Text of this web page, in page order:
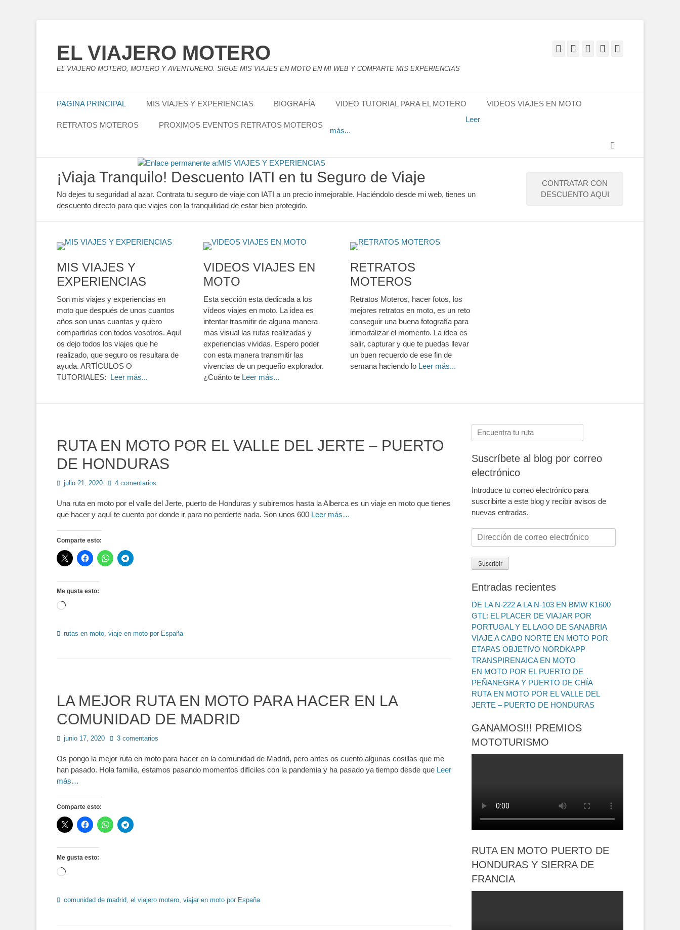
EL VIAJERO MOTERO
EL VIAJERO MOTERO, MOTERO Y AVENTURERO. SIGUE MIS VIAJES EN MOTO EN MI WEB Y COMPARTE MIS EXPERIENCIAS
Facebook
Twitter
FlickrYouTube
Menú principal
contenido
PAGINA PRINCIPAL MIS VIAJES Y EXPERIENCIAS BIOGRAFÍA VIDEO TUTORIAL PARA EL MOTERO VIDEOS VIAJES EN MOTO
RETRATOS MOTEROS
PROXIMOS EVENTOS RETRATOS MOTEROS
Menú secundario
contenido
cuantas y quiero compartirlas con todos vosotros. Aquí os dejo todos los viajes que
Leer
más...
¡Viaja Tranquilo! Descuento IATI en tu Seguro de Viaje
No dejes tu seguridad al azar. Contrata tu seguro de viaje con IATI a un precio inmejorable. Haciéndolo desde mi web, tienes un
descuento directo para que viajes con la tranquilidad de estar bien protegido.
CONTRATAR CON
DESCUENTO AQUI
MIS VIAJES Y
EXPERIENCIAS
Son mis viajes y experiencias en
moto que después de unos cuantos
años son unas cuantas y quiero
compartirlas con todos vosotros. Aquí
os dejo todos los viajes que he
realizado, que seguro os resultara de
ayuda. ARTÍCULOS O
TUTORIALES: Leer más...
VIDEOS VIAJES EN
MOTO
Esta sección esta dedicada a los
vídeos viajes en moto. La idea es
intentar trasmitir de alguna manera
mas visual las rutas realizadas y
experiencias vividas. Espero poder
con esta manera transmitir las
vivencias de un pequeño explorador.
¿Cuánto te Leer más...
RETRATOS
MOTEROS
Retratos Moteros, hacer fotos, los
mejores retratos en moto, es un reto
conseguir una buena fotografía para
inmortalizar el momento. La idea es
salir, capturar y que te puedas llevar
un buen recuerdo de ese fin de
semana haciendo lo Leer más...
RUTA EN MOTO POR EL VALLE DEL JERTE – PUERTO
DE HONDURAS
Publicado
julio 21, 2020 4 comentarios
Una ruta en moto por el valle del Jerte, puerto de Honduras y subiremos hasta la Alberca es un viaje en moto que tienes
que hacer y aquí te cuento por donde ir para no perderte nada. Son unos 600 Leer más…
Comparte esto:
Me gusta esto:
Cargando...
Etiquetas
rutas en moto, viaje en moto por España
LA MEJOR RUTA EN MOTO PARA HACER EN LA
COMUNIDAD DE MADRID
Publicado
junio 17, 2020 3 comentarios
Os pongo la mejor ruta en moto para hacer en la comunidad de Madrid, pero antes os cuento algunas cosillas que me
han pasado. Hola familia, estamos pasando momentos difíciles con la pandemia y ha pasado ya tiempo desde que Leer
más…
Comparte esto:
Me gusta esto:
Cargando...
Etiquetas
comunidad de madrid, el viajero motero, viajar en moto por España
Buscar:
Suscríbete al blog por correo
electrónico
Introduce tu correo electrónico para
suscribirte a este blog y recibir avisos de
nuevas entradas.
Dirección
de
correo
electrónico
Suscribir
Entradas recientes
DE LA N-222 A LA N-103 EN BMW K1600
GTL: EL PLACER DE VIAJAR POR
PORTUGAL Y EL LAGO DE SANABRIA
VIAJE A CABO NORTE EN MOTO POR
ETAPAS OBJETIVO NORDKAPP
TRANSPIRENAICA EN MOTO
EN MOTO POR EL PUERTO DE
PEÑANEGRA Y PUERTO DE CHÍA
RUTA EN MOTO POR EL VALLE DEL
JERTE – PUERTO DE HONDURAS
GANAMOS!!! PREMIOS
MOTOTURISMO
RUTA EN MOTO PUERTO DE
HONDURAS Y SIERRA DE
FRANCIA